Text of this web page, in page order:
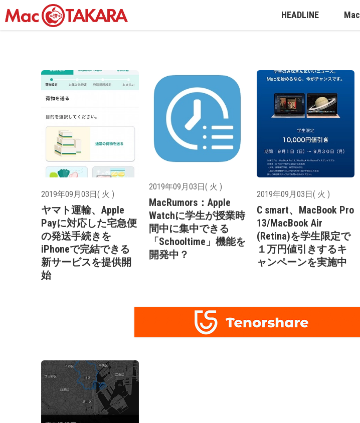
HEADLINE Mac
2019年09月03日( 火 )
ヤマト運輸、Apple
Payに対応した宅急便
の発送手続きを
iPhoneで完結できる
新サービスを提供開
始
2019年09月03日( 火 )
MacRumors：Apple
Watchに学生が授業時
間中に集中できる
「Schooltime」機能を
開発中？
2019年09月03日( 火 )
C smart、MacBook Pro
13/MacBook Air
(Retina)を学生限定で
１万円値引きするキ
ャンペーンを実施中